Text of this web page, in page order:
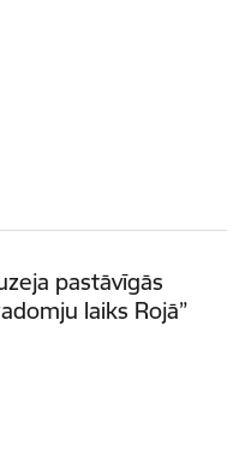
pastāvīgās
laiks Rojā”